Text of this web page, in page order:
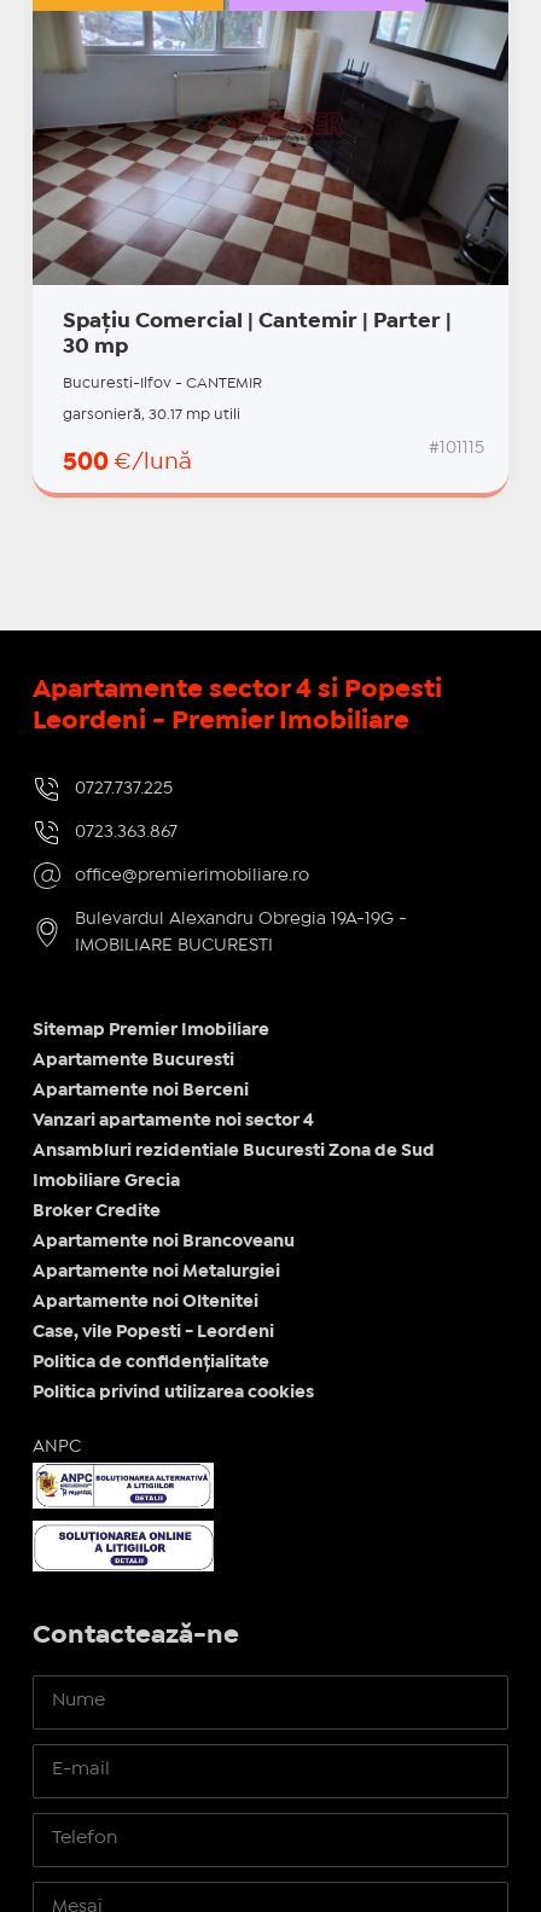
Spațiu Comercial | Cantemir | Parter |
30 mp
Bucuresti-Ilfov - CANTEMIR
garsonieră, 30.17 mp utili
500 €/lună
#101115
Apartamente sector 4 si Popesti
Leordeni - Premier Imobiliare
0727.737.225
0723.363.867
office@premierimobiliare.ro
Bulevardul Alexandru Obregia 19A-19G -
IMOBILIARE BUCURESTI
Sitemap Premier Imobiliare
Apartamente Bucuresti
Apartamente noi Berceni
Vanzari apartamente noi sector 4
Ansambluri rezidentiale Bucuresti Zona de Sud
Imobiliare Grecia
Broker Credite
Apartamente noi Brancoveanu
Apartamente noi Metalurgiei
Apartamente noi Oltenitei
Case, vile Popesti - Leordeni
Politica de confidențialitate
Politica privind utilizarea cookies
ANPC
Contactează-ne